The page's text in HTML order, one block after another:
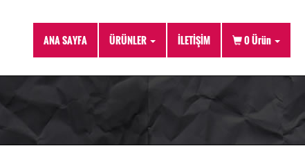
ANA SAYFA ÜRÜNLER İLETİŞİM 0Ürün